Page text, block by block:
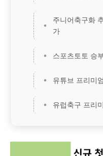
주니어축구화
가
스포츠토토 승
유튜브 프리미
유럽축구 프리